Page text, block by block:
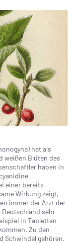
hat als
weißen Blüten des
haben in
einer bereits
Wirkung zeigt,
immer der Arzt der
sehr
in Tabletten
Zu den
Schwindel gehören.